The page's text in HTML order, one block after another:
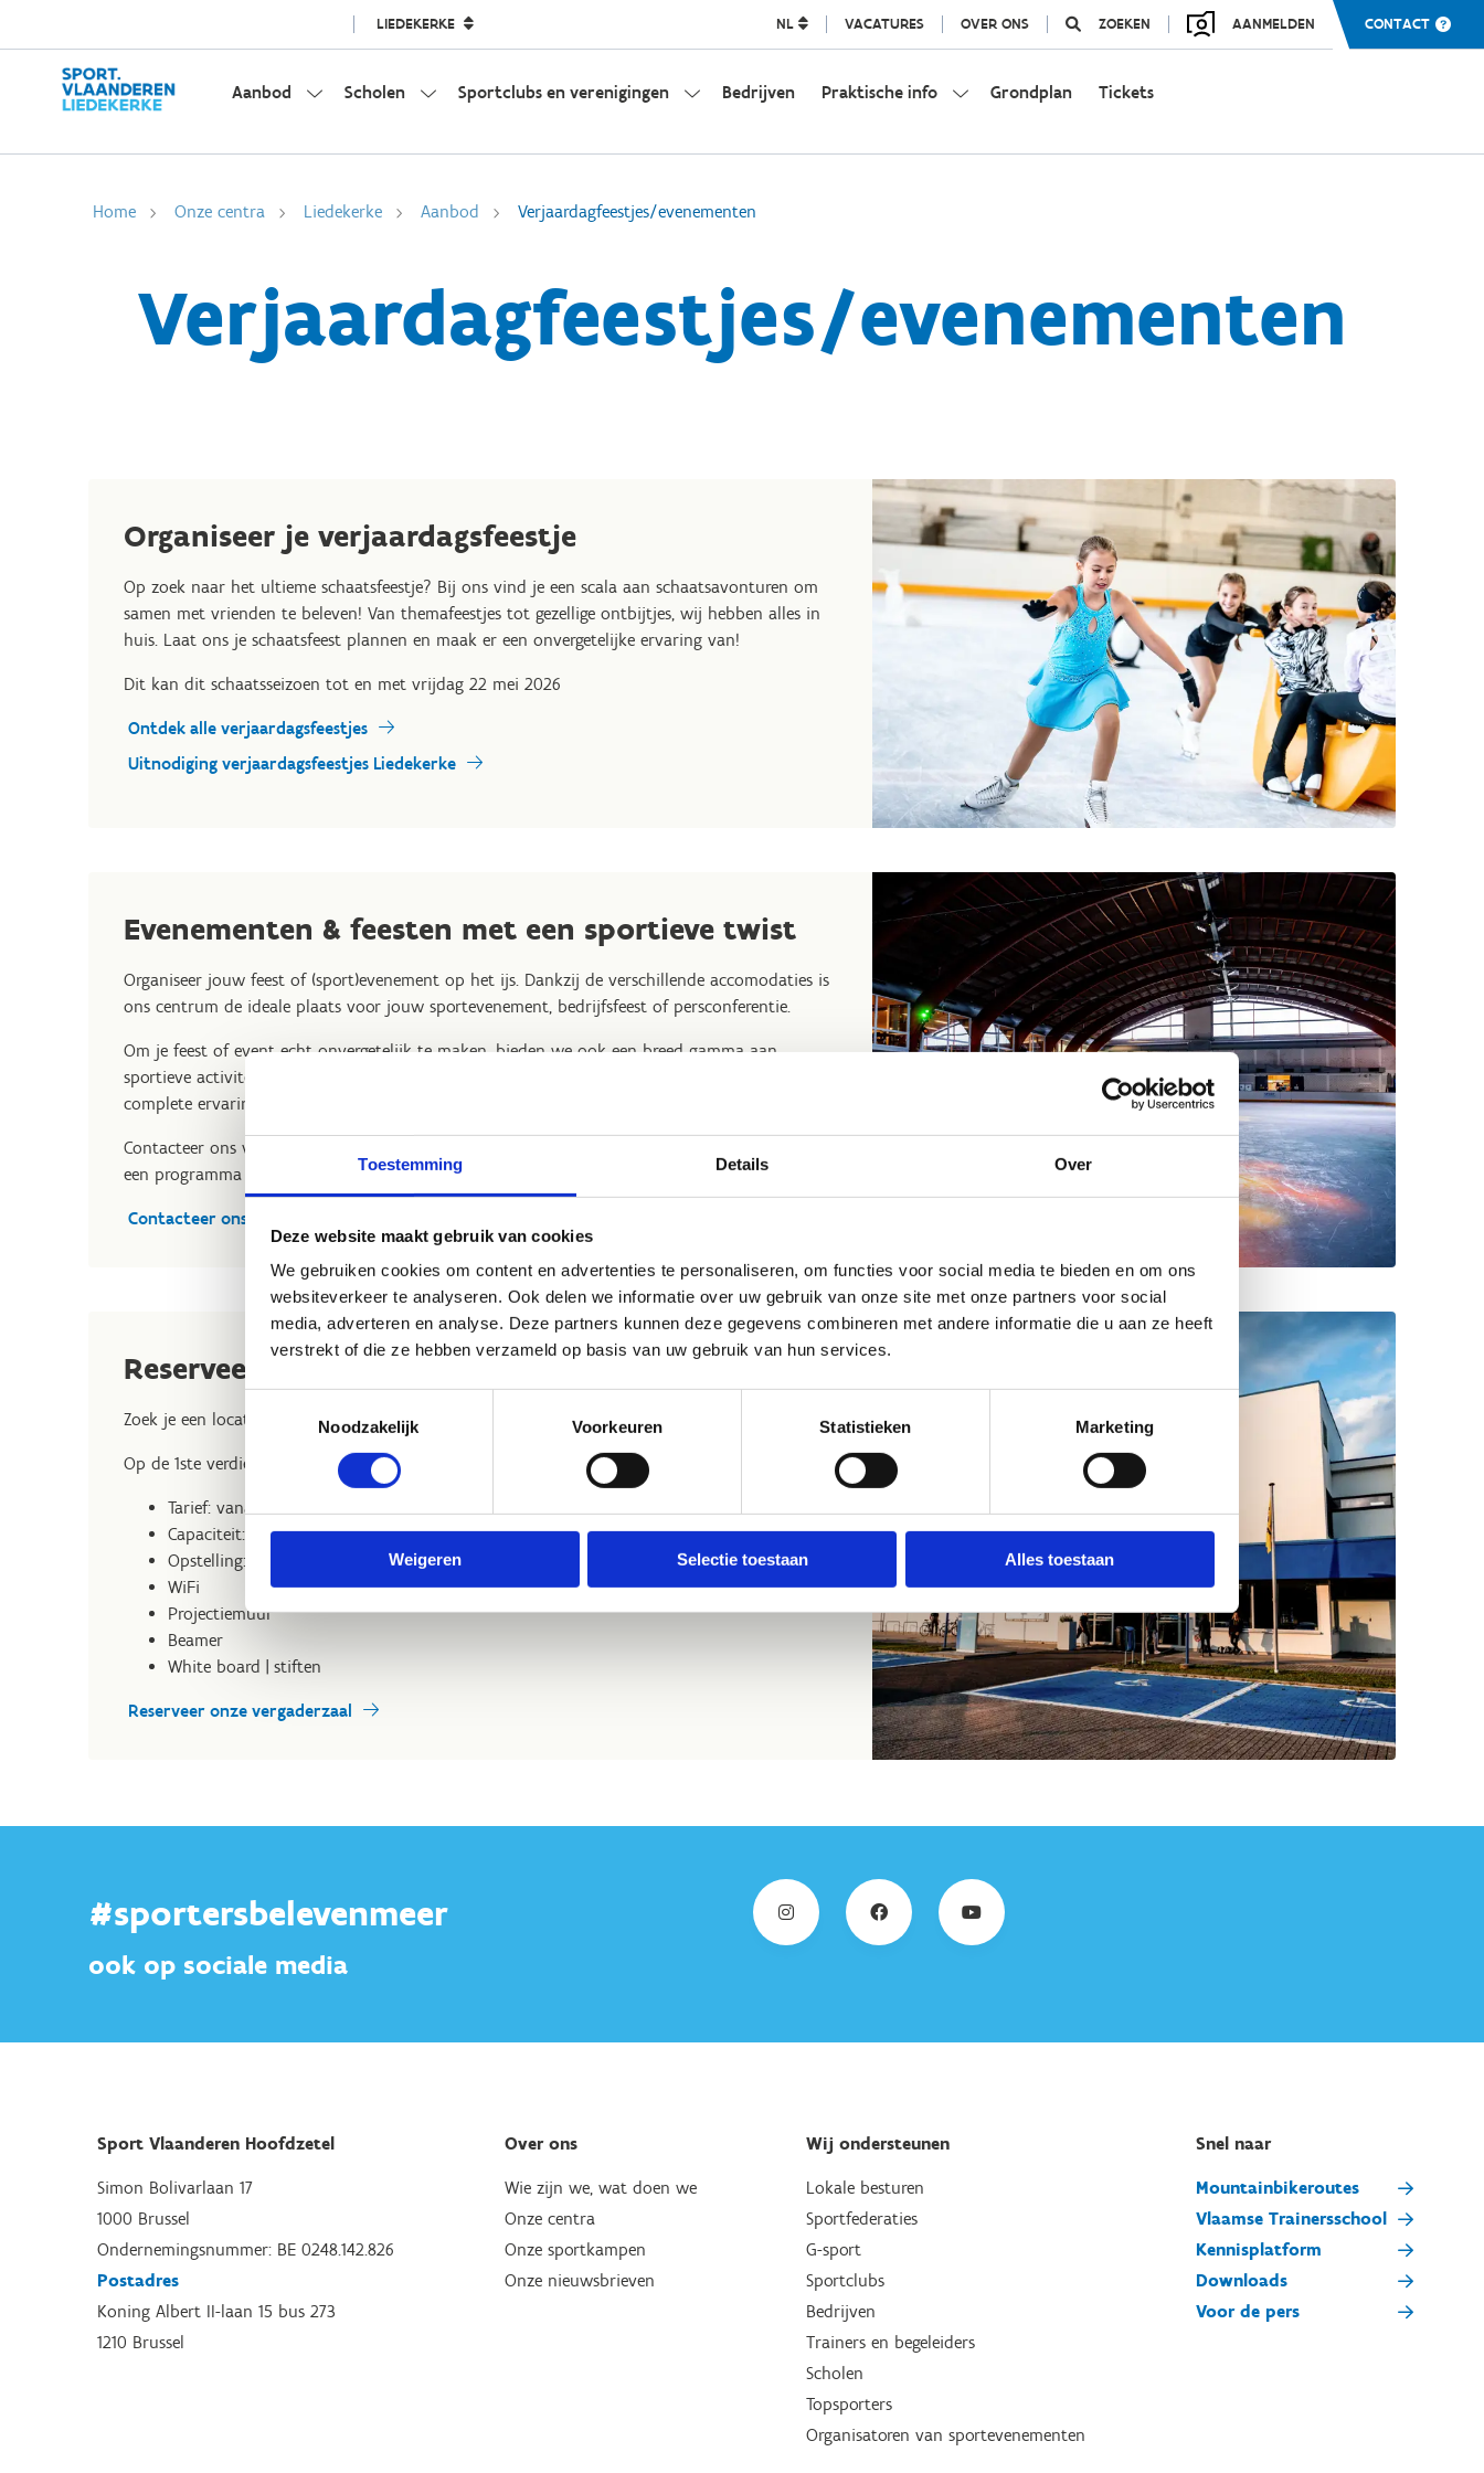
Toestemming Details Over
Deze website maakt gebruik van cookies
We gebruiken cookies om content en advertenties te personaliseren, om functies voor social media te bieden en om ons
websiteverkeer te analyseren. Ook delen we informatie over uw gebruik van onze site met onze partners voor social
media, adverteren en analyse. Deze partners kunnen deze gegevens combineren met andere informatie die u aan ze heeft
verstrekt of die ze hebben verzameld op basis van uw gebruik van hun services.
Noodzakelijk
Voorkeuren Statistieken Marketing
Weigeren Selectie toestaan Alles toestaan
LIEDEKERKE NL VACATURES OVER ONS ZOEKEN AANMELDEN CONTACT
Aanbod Scholen Sportclubs en verenigingen Bedrijven Praktische info Grondplan Tickets
Home Onze centra Liedekerke Aanbod Verjaardagfeestjes/evenementen
Verjaardagfeestjes/evenementen
Organiseer je verjaardagsfeestje
Op zoek naar het ultieme schaatsfeestje? Bij ons vind je een scala aan schaatsavonturen om
samen met vrienden te beleven! Van themafeestjes tot gezellige ontbijtjes, wij hebben alles in
huis. Laat ons je schaatsfeest plannen en maak er een onvergetelijke ervaring van!
Dit kan dit schaatsseizoen tot en met vrijdag 22 mei 2026
Ontdek alle verjaardagsfeestjes
Uitnodiging verjaardagsfeestjes Liedekerke
Evenementen & feesten met een sportieve twist
Organiseer jouw feest of (sport)evenement op het ijs. Dankzij de verschillende accomodaties is
ons centrum de ideale plaats voor jouw sportevenement, bedrijfsfeest of persconferentie.
Om je feest of event echt onvergetelijk te maken, bieden we ook een breed gamma aan
sportieve activiteiten aan om je programma te vervolledigen. Zo wordt jouw feest of event een
complete ervaring.
Contacteer ons vrijblijvend voor meer informatie. Wij helpen je graag bij het samenstellen van
een programma op maat van jouw feest of evenement.
Contacteer ons voor meer informatie en reserveringen
Reserveer een zaal
Zoek je een locatie om een opleiding te geven of vergadering te houden?
Op de 1ste verdieping in Sport Vlaanderen Liedekerke hebben wij een zaaltje ter beschikking.
Tarief: vanaf € 10 / uur
Capaciteit: 14 personen
Opstelling: U-vorm
WiFi
Projectiemuur
Beamer
White board | stiften
Reserveer onze vergaderzaal
#sportersbelevenmeer
ook op sociale media
Sport Vlaanderen Hoofdzetel
Simon Bolivarlaan 17
1000 Brussel
Ondernemingsnummer: BE 0248.142.826
Postadres
Koning Albert II-laan 15 bus 273
1210 Brussel
Over ons
Wie zijn we, wat doen we
Onze centra
Onze sportkampen
Onze nieuwsbrieven
Wij ondersteunen
Lokale besturen
Sportfederaties
G-sport
Sportclubs
Bedrijven
Trainers en begeleiders
Scholen
Topsporters
Organisatoren van sportevenementen
Snel naar
Mountainbikeroutes
Vlaamse Trainersschool
Kennisplatform
Downloads
Voor de pers